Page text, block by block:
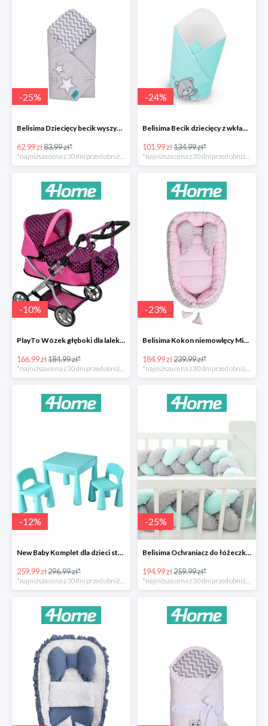
-25%
Belisima Dziecięcy becik wyszywany Gwiazdka -25%
62.99 zł83.99 zł*
-24%
Belisima Becik dziecięcy z wkładem kokosowym Teddy Bear -24%
101.99 zł134.99 zł*
-10%
PlayTo Wózek głęboki dla lalek Viola -10%
166.99 zł184.99 zł*
-23%
Belisima Kokon niemowlęcy Minky Sweet Baby -23%
184.99 zł239.99 zł*
-12%
New Baby Komplet dla dzieci stolik i krzesełka -12%
259.99 zł296.99 zł*
*najniższa cena z 30 dni przed obniżką
-25%
Belisima Ochraniacz do łóżeczka Warkocz -25%
194.99 zł259.99 zł*
*najniższa cena z 30 dni przed obniżką